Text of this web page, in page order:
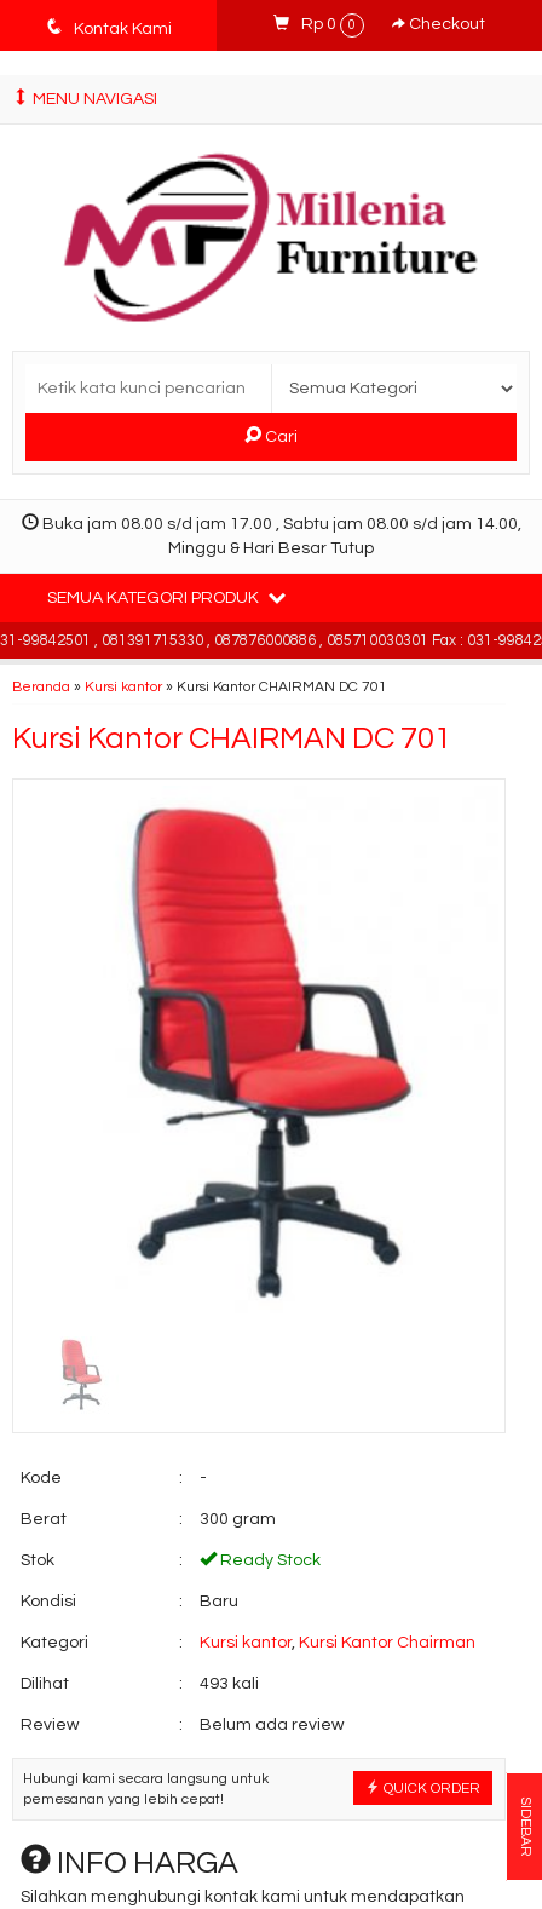
tv3ISbyqwvMDypa7aIfj2FUlPKawe7X5fX5v6wsT4Ns
q Kontak Kami Rp 0 0 Checkout
MENU NAVIGASI
Cari
Buka jam 08.00 s/d jam 17.00 , Sabtu jam 08.00 s/d jam 14.00,
Minggu & Hari Besar Tutup
SEMUA KATEGORI PRODUK
99842501 , 081391715330 , 087876000886 , 085710030301 Fax : 031-
Beranda » Kursi kantor» Kursi Kantor CHAIRMAN DC 701
Kursi Kantor CHAIRMAN DC 701
Kode : -
Berat : 300 gram
Stok : Ready Stock
Kondisi : Baru
Kategori : Kursi kantor, Kursi Kantor Chairman
Dilihat : 493 kali
Review : Belum ada review
QUICK ORDER
Hubungi kami secara langsung untuk
pemesanan yang lebih cepat!
INFO HARGA
Silahkan menghubungi kontak kami untuk mendapatkan
SIDEBAR